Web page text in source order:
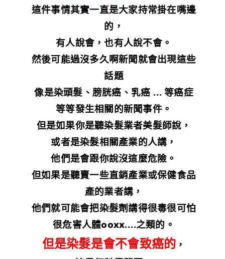
這件事情其實一直是大家持常掛在嘴邊
的，
有人說會，也有人說不會。
然後可能過沒多久啊新聞就會出現這些
話題
像是染頭髮、膀胱癌、乳癌 … 等癌症
等等發生相關的新聞事件。
但是如果你是聽染髮業者美髮師說，
或者是染髮相關產業的人講，
他們是會跟你說沒這麼危險。
但如果是聽賣一些直銷產業或保健食品
產的業者講，
他們就可能會把染髮劑講得很毒很可怕
很危害人體ooxx….之類的。
但是染髮是會不會致癌的 ，